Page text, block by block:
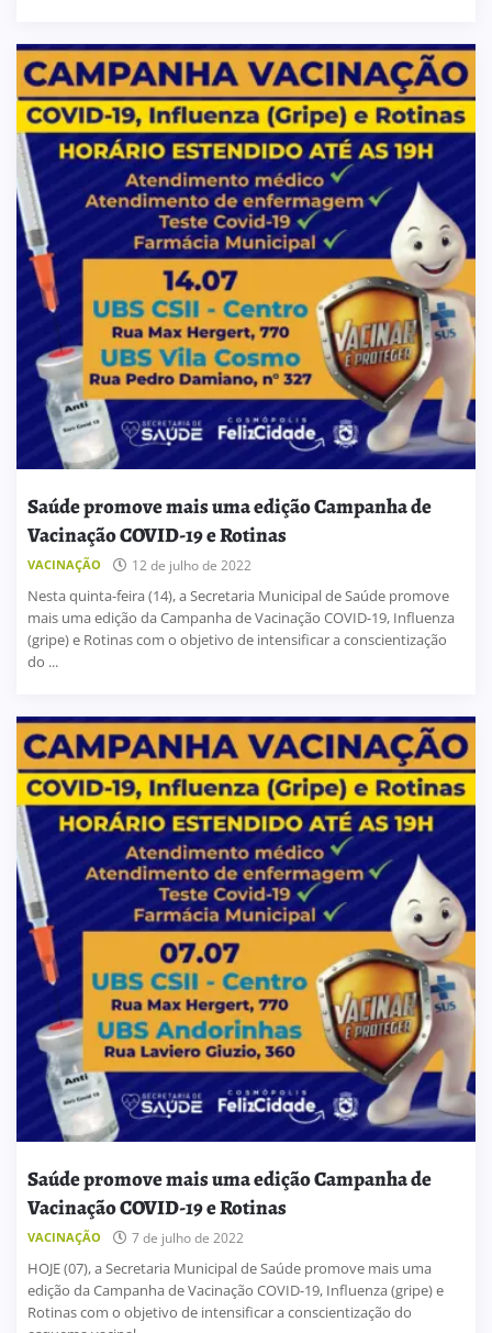
Saúde promove mais uma edição Campanha de
Vacinação COVID-19 e Rotinas
VACINAÇÃO 12 de julho de 2022
Nesta quinta-feira (14), a Secretaria Municipal de Saúde promove
mais uma edição da Campanha de Vacinação COVID-19, Influenza
(gripe) e Rotinas com o objetivo de intensificar a conscientização
do ...
Saúde promove mais uma edição Campanha de
Vacinação COVID-19 e Rotinas
VACINAÇÃO 7 de julho de 2022
HOJE (07), a Secretaria Municipal de Saúde promove mais uma
edição da Campanha de Vacinação COVID-19, Influenza (gripe) e
Rotinas com o objetivo de intensificar a conscientização do